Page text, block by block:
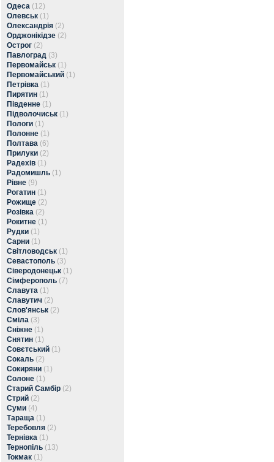
Одеса (12)
Олевськ (1)
Олександрія (2)
Орджонікідзе (2)
Острог (2)
Павлоград (3)
Первомайськ (1)
Первомайський (1)
Петрівка (1)
Пирятин (1)
Південне (1)
Підволочиськ (1)
Пологи (1)
Полонне (1)
Полтава (6)
Прилуки (2)
Радехів (1)
Радомишль (1)
Рівне (9)
Рогатин (1)
Рожище (2)
Розівка (2)
Рокитне (1)
Рудки (1)
Сарни (1)
Світловодськ (1)
Севастополь (3)
Сіверодонецьк (1)
Сімферополь (7)
Славута (1)
Славутич (2)
Слов'янськ (2)
Сміла (3)
Сніжне (1)
Снятин (1)
Совєтський (1)
Сокаль (2)
Сокиряни (1)
Солоне (1)
Старий Самбір (2)
Стрий (2)
Суми (4)
Тараща (1)
Теребовля (2)
Тернівка (1)
Тернопіль (13)
Токмак (1)